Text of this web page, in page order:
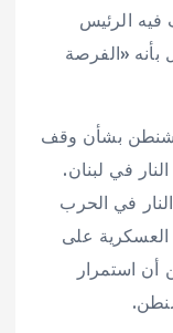
الرئيس
بأنه «الفرصة
بشأن وقف
في لبنان.
في الحرب
العسكرية على
أن استمرار